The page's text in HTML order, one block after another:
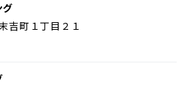
町１丁目２１